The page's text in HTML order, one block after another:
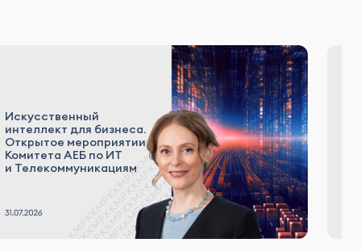
Искусственный
интеллект для бизнеса.
Открытое мероприятии
Комитета АЕБ по ИТ
и Телекоммуникациям